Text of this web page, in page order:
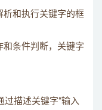
析和执行关键字的框
和条件判断，关键字
描述关键字“输入